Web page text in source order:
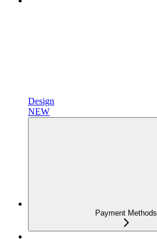
Design
NEW
Payment Methods